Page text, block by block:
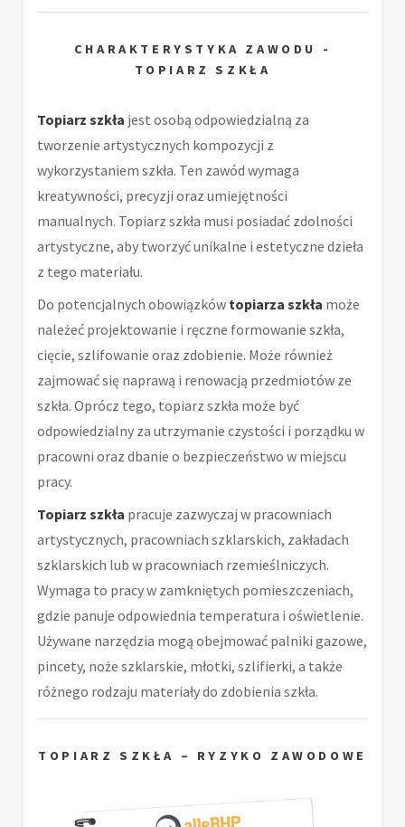
CHARAKTERYSTYKA ZAWODU -
TOPIARZ SZKŁA
Topiarz szkła jest osobą odpowiedzialną za
tworzenie artystycznych kompozycji z
wykorzystaniem szkła. Ten zawód wymaga
kreatywności, precyzji oraz umiejętności
manualnych. Topiarz szkła musi posiadać zdolności
artystyczne, aby tworzyć unikalne i estetyczne dzieła
z tego materiału.
Do potencjalnych obowiązków topiarza szkła może
należeć projektowanie i ręczne formowanie szkła,
cięcie, szlifowanie oraz zdobienie. Może również
zajmować się naprawą i renowacją przedmiotów ze
szkła. Oprócz tego, topiarz szkła może być
odpowiedzialny za utrzymanie czystości i porządku w
pracowni oraz dbanie o bezpieczeństwo w miejscu
pracy.
Topiarz szkła pracuje zazwyczaj w pracowniach
artystycznych, pracowniach szklarskich, zakładach
szklarskich lub w pracowniach rzemieślniczych.
Wymaga to pracy w zamkniętych pomieszczeniach,
gdzie panuje odpowiednia temperatura i oświetlenie.
Używane narzędzia mogą obejmować palniki gazowe,
pincety, noże szklarskie, młotki, szlifierki, a także
różnego rodzaju materiały do zdobienia szkła.
TOPIARZ SZKŁA – RYZYKO ZAWODOWE